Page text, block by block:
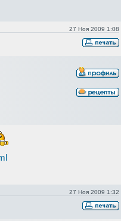
27 Ноя 2009 1:08
27 Ноя 2009 1:32